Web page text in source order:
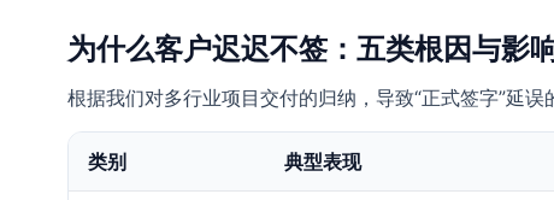
为什么客户迟迟不签：五类根因与影
根据我们对多行业项目交付的归纳，导致“正式签字”延
类别 典型表现